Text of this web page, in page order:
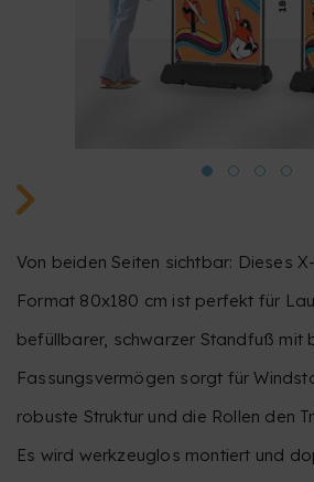
Von beiden Seiten sichtbar: Dieses
Format 80x180 cm ist perfekt für
befüllbarer, schwarzer Standfuß mit
Fassungsvermögen sorgt für
robuste Struktur und die Rollen den
Es wird werkzeuglos montiert und